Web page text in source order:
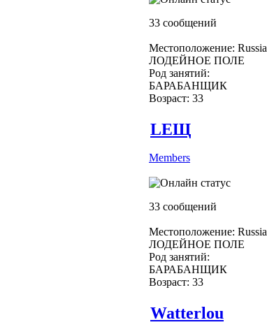
33 сообщений
Местоположение: Russia
ЛОДЕЙНОЕ ПОЛЕ
Род занятий:
БАРАБАНЩИК
Возраст: 33
LEЩ
Members
33 сообщений
Местоположение: Russia
ЛОДЕЙНОЕ ПОЛЕ
Род занятий:
БАРАБАНЩИК
Возраст: 33
Watterlou